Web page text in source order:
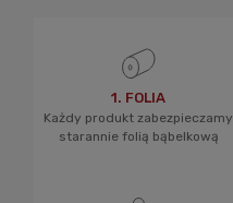
1. FOLIA
Każdy produkt zabezpieczamy
starannie folią bąbelkową